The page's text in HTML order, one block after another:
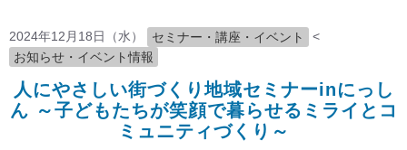
2024年12月18日（水） セミナー・講座・イベント
<
お知らせ・イベント情報
人にやさしい街づくり地域セミナーinにっし
ん ～子どもたちが笑顔で暮らせるミライとコ
ミュニティづくり～